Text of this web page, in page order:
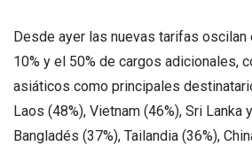
Desde ayer las nuevas tarifas oscilan
10% y el 50% de cargos adicionales,
asiáticos como principales
Laos (48%), Vietnam (46%), Sri Lanka
Bangladés (37%), Tailandia (36%),